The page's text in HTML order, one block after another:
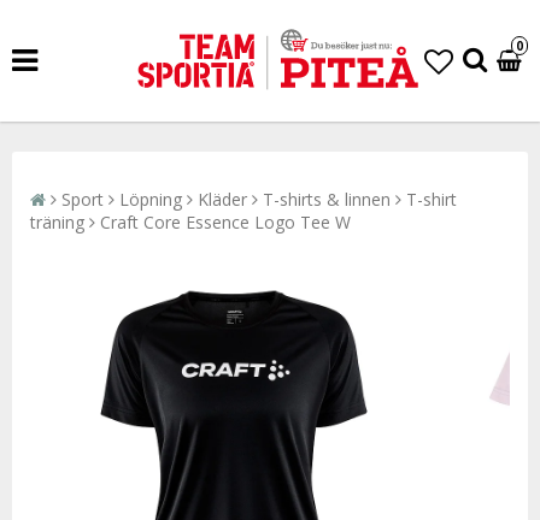
0
Sport Löpning Kläder T-shirts & linnen
T-shirt
träning
Craft Core Essence Logo Tee W